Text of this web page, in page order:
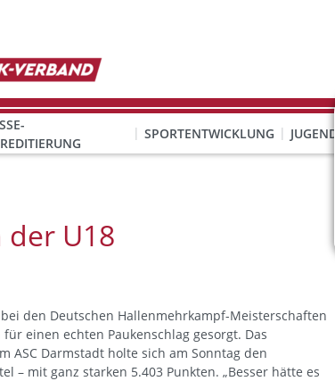
SPORTENTWICKLUNG JUGEND
U18
den Deutschen Hallenmehrkampf-Meisterschaften
einen echten Paukenschlag gesorgt. Das
ASC Darmstadt holte sich am Sonntag den
– mit ganz starken 5.403 Punkten. „Besser hätte es